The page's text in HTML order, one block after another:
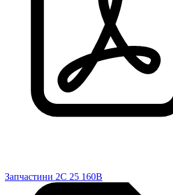
Запчастини 2C 25 160B